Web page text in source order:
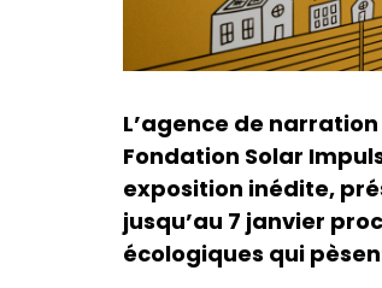
L’agence de
Fondation Solar
exposition inédite,
jusqu’au 7 janvier
écologiques qui